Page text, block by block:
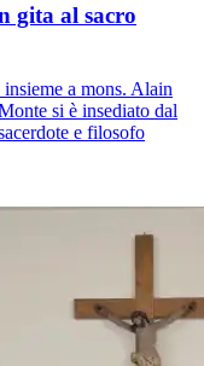
gita al sacro
a mons. Alain
si è insediato dal
e filosofo